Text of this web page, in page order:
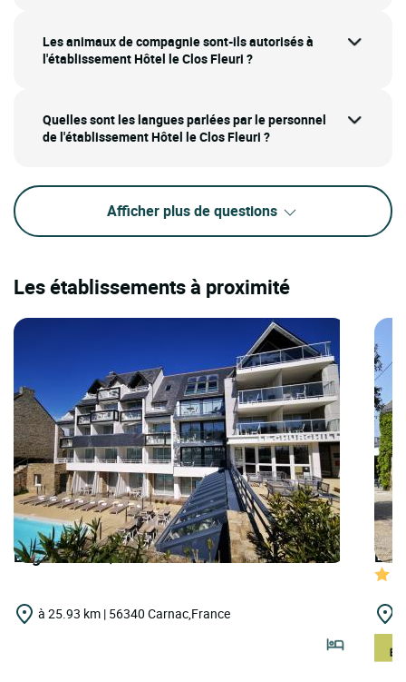
Les animaux de compagnie sont-ils autorisés à
l'établissement Hôtel le Clos Fleuri ?
Quelles sont les langues parlées par le personnel
de l'établissement Hôtel le Clos Fleuri ?
Afficher plus de questions
Les établissements à proximité
Logis Hôtels | Hotel Le Churchill
à 25.93 km | 56340 Carnac,France